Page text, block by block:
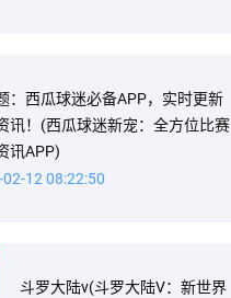
：西瓜球迷必备APP，实时更新
讯！(西瓜球迷新宠：全方位比赛
讯APP)
12 08:22:50
斗罗大陆v(斗罗大陆V：新世界